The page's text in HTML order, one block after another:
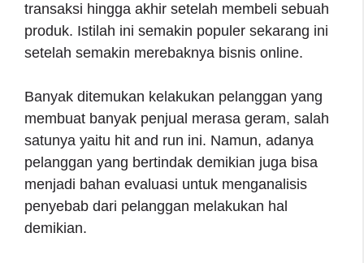
transaksi hingga akhir setelah membeli sebuah
produk. Istilah ini semakin populer sekarang ini
setelah semakin merebaknya bisnis online.
Banyak ditemukan kelakukan pelanggan yang
membuat banyak penjual merasa geram, salah
satunya yaitu hit and run ini. Namun, adanya
pelanggan yang bertindak demikian juga bisa
menjadi bahan evaluasi untuk menganalisis
penyebab dari pelanggan melakukan hal
demikian.